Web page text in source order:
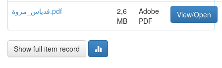
فدياس_مروة.pdf
2,6
MB
Adobe
PDF
View/Open
Show full item record